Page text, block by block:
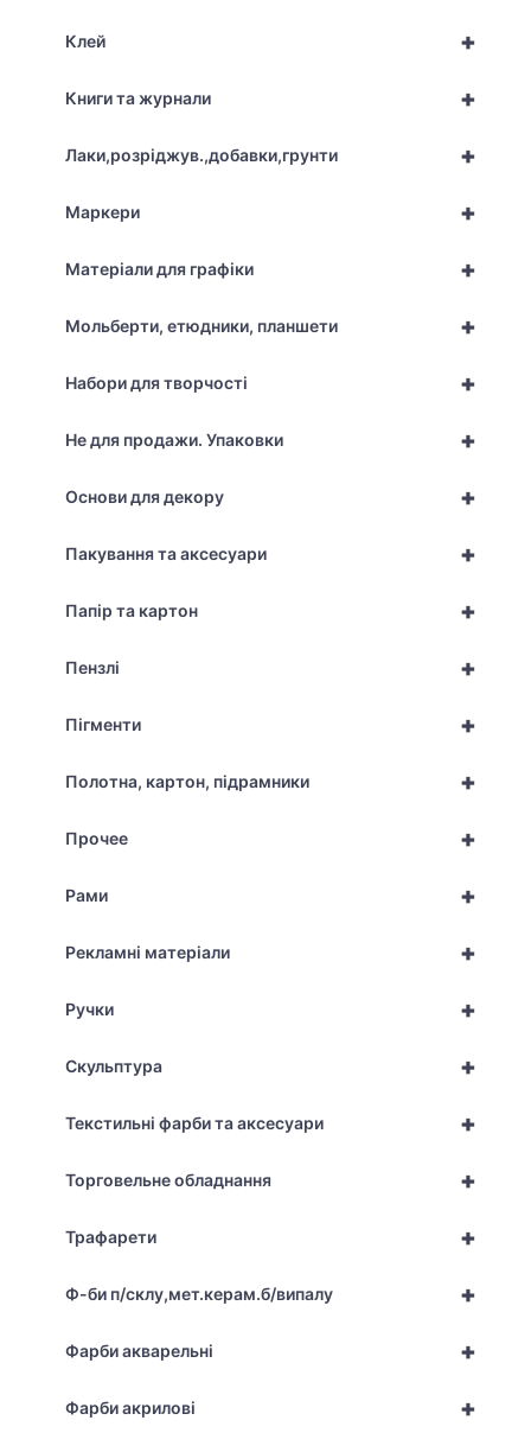
+
Клей
+
Книги та журнали
+
Лаки,розріджув.,добавки,грунти
+
Маркери
+
Матеріали для графіки
+
Мольберти, етюдники, планшети
+
Набори для творчості
+
Не для продажи. Упаковки
+
Основи для декору
+
Пакування та аксесуари
+
Папір та картон
+
Пензлі
+
Пігменти
+
Полотна, картон, підрамники
+
Прочее
+
Рами
+
Рекламні матеріали
+
Ручки
+
Скульптура
+
Текстильні фарби та аксесуари
+
Торговельне обладнання
+
Трафарети
+
Ф-би п/склу,мет.керам.б/випалу
+
Фарби акварельні
+
Фарби акрилові